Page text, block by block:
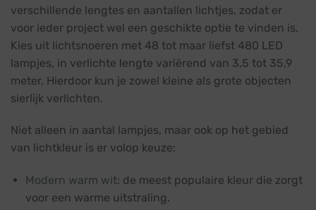
verschillende lengtes en aantallen lichtjes, zodat er
voor ieder project wel een geschikte optie te vinden is.
Kies uit lichtsnoeren met 48 tot maar liefst 480 LED
lampjes, in verlichte lengte variërend van 3,5 tot 35,9
meter. Hierdoor kun je zowel kleine als grote objecten
sierlijk verlichten.
Niet alleen in aantal lampjes, maar ook op het gebied
van lichtkleur is er volop keuze:
Modern warm wit: de meest populaire kleur die zorgt
voor een warme uitstraling.